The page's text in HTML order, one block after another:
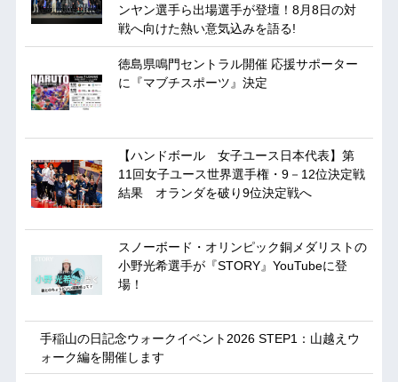
ンヤン選手ら出場選手が登壇！8月8日の対
戦へ向けた熱い意気込みを語る!
徳島県鳴門セントラル開催 応援サポーター
に『マブチスポーツ』決定
【ハンドボール 女子ユース日本代表】第
11回女子ユース世界選手権・9－12位決定戦
結果 オランダを破り9位決定戦へ
スノーボード・オリンピック銅メダリストの
小野光希選手が『STORY』YouTubeに登
場！
手稲山の日記念ウォークイベント2026 STEP1：山越えウ
ォーク編を開催します